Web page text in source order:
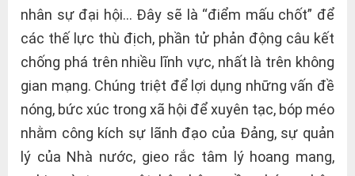
nhân sự đại hội… Đây sẽ là “điểm mấu chốt” để
các thế lực thù địch, phần tử phản động câu kết
chống phá trên nhiều lĩnh vực, nhất là trên không
gian mạng. Chúng triệt để lợi dụng những vấn đề
nóng, bức xúc trong xã hội để xuyên tạc, bóp méo
nhằm công kích sự lãnh đạo của Đảng, sự quản
lý của Nhà nước, gieo rắc tâm lý hoang mang,